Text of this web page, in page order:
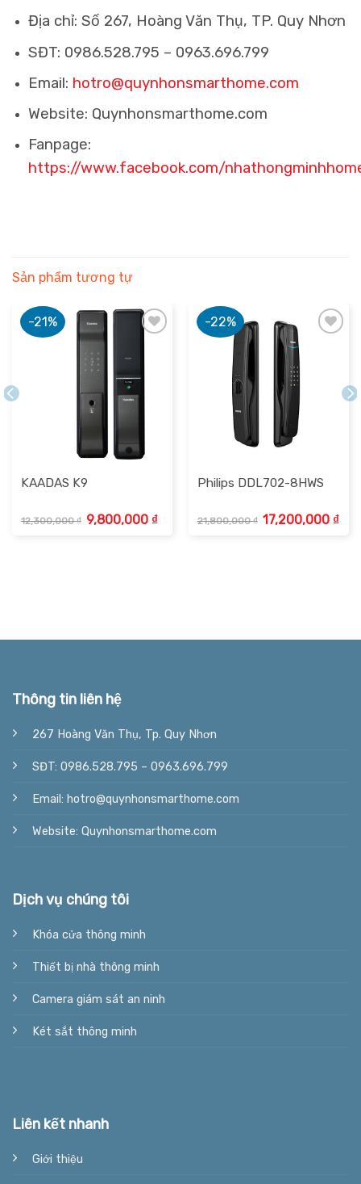
Địa chỉ: Số 267, Hoàng Văn Thụ, TP. Quy Nhơn
SĐT: 0986.528.795 – 0963.696.799
Email: hotro@quynhonsmarthome.com
Website: Quynhonsmarthome.com
Fanpage:
https://www.facebook.com/
Sản phẩm tương tự
-21%
Add to
wishlist
KAADAS K9
12,300,000₫ Giá
gốc
9,800,000 ₫Giá
-22%
Philips DDL702-8HWS
21,800,000₫ Giá
gốc
17,200,000 ₫Giá
Thông tin liên hệ
267 Hoàng Văn Thụ, Tp. Quy Nhơn
SĐT: 0986.528.795 – 0963.696.799
Email: hotro@quynhonsmarthome.com
Website: Quynhonsmarthome.com
Dịch vụ chúng tôi
Khóa cửa thông minh
Thiết bị nhà thông minh
Camera giám sát an ninh
Két sắt thông minh
Liên kết nhanh
Giới thiệu